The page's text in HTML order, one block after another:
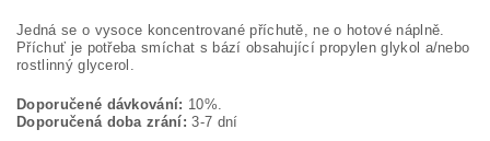
Jedná se o vysoce koncentrované příchutě, ne o hotové náplně.
Příchuť je potřeba smíchat s bází obsahující propylen glykol a/nebo
rostlinný glycerol.
Doporučené dávkování: 10%.
Doporučená doba zrání: 3-7 dní